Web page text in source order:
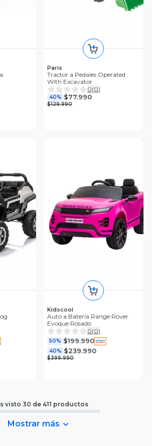
Paris
Tractor a Pedales Operated
With Excavator
0(0)
40% $77.990
$129.990
Kidscool
Auto a Batería Range Rover
Evoque Rosado
0(0)
50% $199.990
40% $239.990
$399.990
visto 30 de 411 productos
Mostrar más